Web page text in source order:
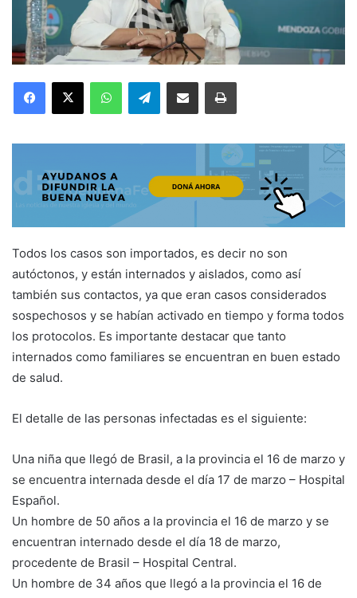
Telegram
Todos los casos son importados, es decir no son
autóctonos, y están internados y aislados, como así
también sus contactos, ya que eran casos considerados
sospechosos y se habían activado en tiempo y forma todos
los protocolos. Es importante destacar que tanto
internados como familiares se encuentran en buen estado
de salud.
El detalle de las personas infectadas es el siguiente:
Una niña que llegó de Brasil, a la provincia el 16 de marzo y
se encuentra internada desde el día 17 de marzo – Hospital
Español.
Un hombre de 50 años a la provincia el 16 de marzo y se
encuentran internado desde el día 18 de marzo,
procedente de Brasil – Hospital Central.
Un hombre de 34 años que llegó a la provincia el 16 de